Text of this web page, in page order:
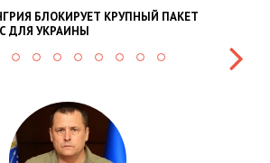
БЛОКИРУЕТ КРУПНЫЙ ПАКЕТ
ДЛЯ УКРАИНЫ